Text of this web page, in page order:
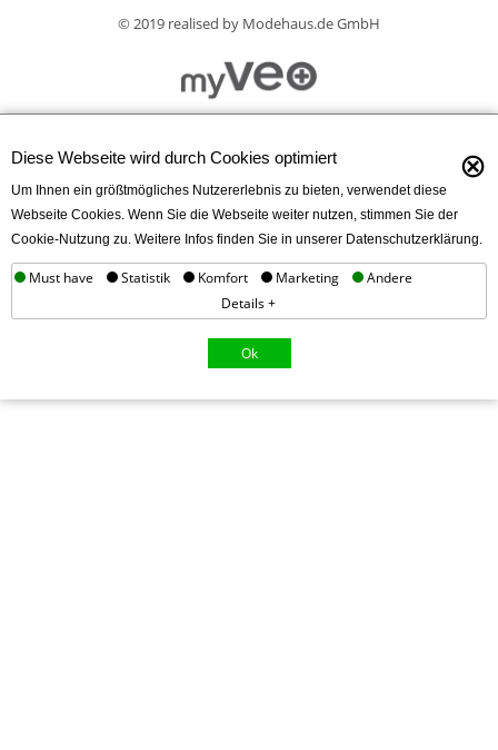
© 2019 realised by Modehaus.de GmbH
Diese Webseite wird durch Cookies optimiert ⊗
Um Ihnen ein größtmögliches Nutzererlebnis zu bieten, verwendet diese
Webseite Cookies. Wenn Sie die Webseite weiter nutzen, stimmen Sie der
Cookie-Nutzung zu. Weitere Infos finden Sie in unserer Datenschutzerklärung.
Must have Statistik Komfort Marketing
Andere
Details +
Ok